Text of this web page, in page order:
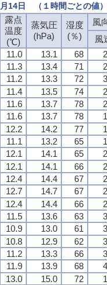
14日 （１時間ごとの値）
露点
温度
(℃)
蒸気圧
(hPa)
湿度
(％)
風
風
11.0 13.1 68
11.3 13.4 71
11.2 13.3 72
11.4 13.5 74
11.6 13.7 78
11.6 13.7 78
12.2 14.2 77
11.1 13.2 65
12.1 14.1 65
12.1 14.1 66
12.4 14.4 67
12.7 14.7 67
12.4 14.4 66
11.5 13.6 63
10.9 13.0 61
10.8 12.9 62
11.2 13.3 66
11.9 13.9 68
13.0 15.0 72